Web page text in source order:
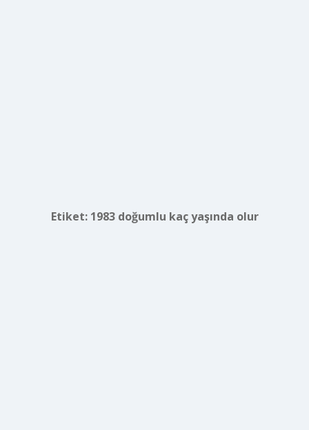
Etiket: 1983 doğumlu kaç yaşında olur